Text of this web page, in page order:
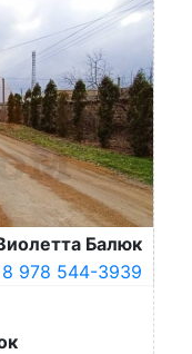
Балюк
8 978 544-3939